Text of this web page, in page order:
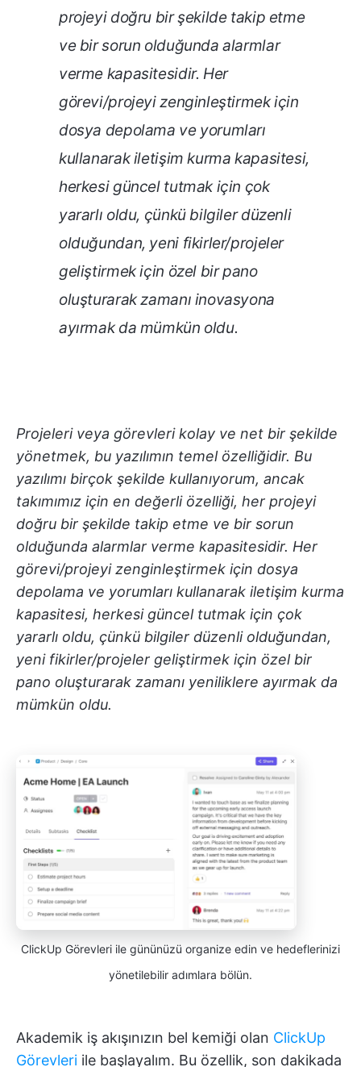
projeyi doğru bir şekilde takip etme
ve bir sorun olduğunda alarmlar
verme kapasitesidir. Her
görevi/projeyi zenginleştirmek için
dosya depolama ve yorumları
kullanarak iletişim kurma kapasitesi,
herkesi güncel tutmak için çok
yararlı oldu, çünkü bilgiler düzenli
olduğundan, yeni fikirler/projeler
geliştirmek için özel bir pano
oluşturarak zamanı inovasyona
ayırmak da mümkün oldu.
Projeleri veya görevleri kolay ve net bir şekilde
yönetmek, bu yazılımın temel özelliğidir. Bu
yazılımı birçok şekilde kullanıyorum, ancak
takımımız için en değerli özelliği, her projeyi
doğru bir şekilde takip etme ve bir sorun
olduğunda alarmlar verme kapasitesidir. Her
görevi/projeyi zenginleştirmek için dosya
depolama ve yorumları kullanarak iletişim kurma
kapasitesi, herkesi güncel tutmak için çok
yararlı oldu, çünkü bilgiler düzenli olduğundan,
yeni fikirler/projeler geliştirmek için özel bir
pano oluşturarak zamanı yeniliklere ayırmak da
mümkün oldu.
ClickUp Görevleri ile gününüzü organize edin ve hedeflerinizi
yönetilebilir adımlara bölün.
Akademik iş akışınızın bel kemiği olan ClickUp
Görevleri ile başlayalım. Bu özellik, son dakikada